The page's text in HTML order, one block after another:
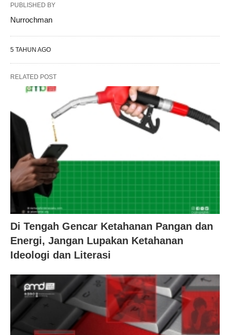
PUBLISHED BY
Nurrochman
5 TAHUN AGO
RELATED POST
Di Tengah Gencar Ketahanan Pangan dan
Energi, Jangan Lupakan Ketahanan
Ideologi dan Literasi